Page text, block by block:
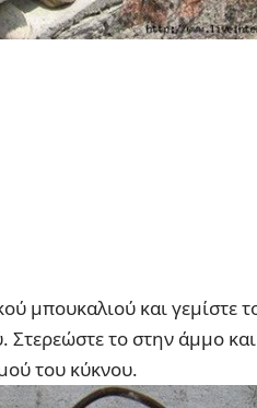
μπουκαλιού και γεμίστε
το στην άμμο
του κύκνου.